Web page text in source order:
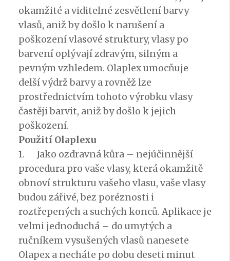
okamžité a viditelné zesvětlení barvy
vlasů, aniž by došlo k narušení a
poškození vlasové struktury, vlasy po
barvení oplývají zdravým, silným a
pevným vzhledem. Olaplex umocňuje
delší výdrž barvy a rovněž lze
prostřednictvím tohoto výrobku vlasy
častěji barvit, aniž by došlo k jejich
poškození.
Použití Olaplexu
1. Jako ozdravná kůra – nejúčinnější
procedura pro vaše vlasy, která okamžitě
obnoví strukturu vašeho vlasu, vaše vlasy
budou zářivé, bez poréznosti i
roztřepených a suchých konců. Aplikace je
velmi jednoduchá – do umytých a
ručníkem vysušených vlasů nanesete
Olapex a necháte po dobu deseti minut